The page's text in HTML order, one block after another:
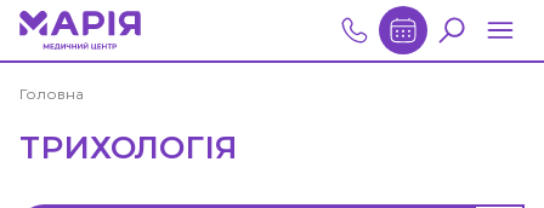
Головна
ТРИХОЛОГІЯ